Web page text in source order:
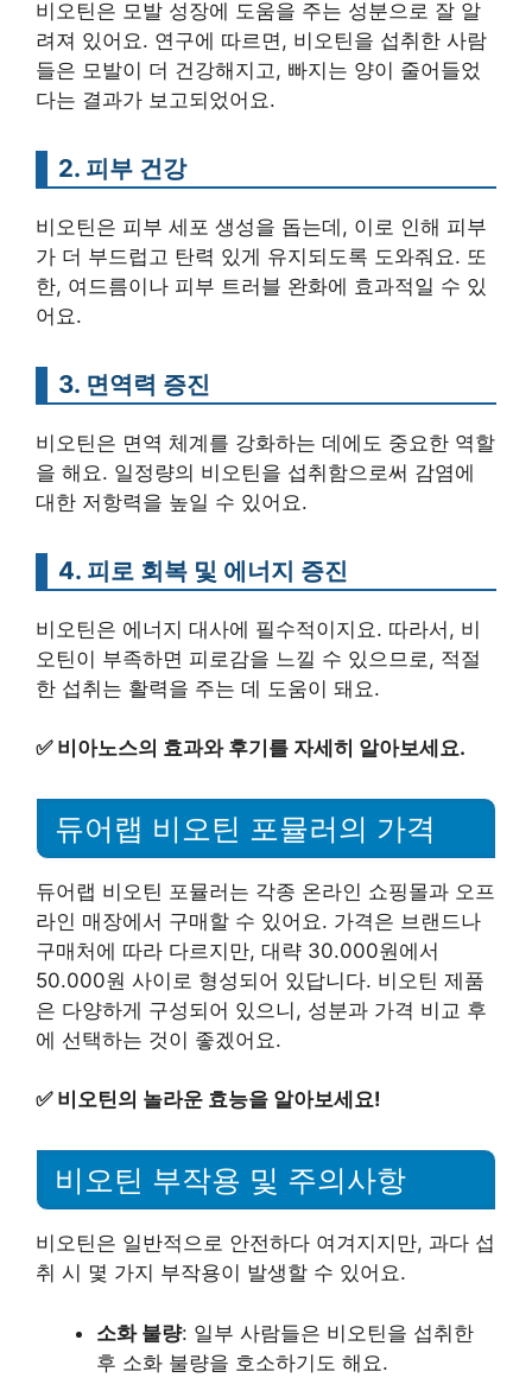
비오틴은 모발 성장에 도움을 주는 성분으로 잘 알
려져 있어요. 연구에 따르면, 비오틴을 섭취한 사람
들은 모발이 더 건강해지고, 빠지는 양이 줄어들었
다는 결과가 보고되었어요.
2. 피부 건강
비오틴은 피부 세포 생성을 돕는데, 이로 인해 피부
가 더 부드럽고 탄력 있게 유지되도록 도와줘요. 또
한, 여드름이나 피부 트러블 완화에 효과적일 수 있
어요.
3. 면역력 증진
비오틴은 면역 체계를 강화하는 데에도 중요한 역할
을 해요. 일정량의 비오틴을 섭취함으로써 감염에
대한 저항력을 높일 수 있어요.
4. 피로 회복 및 에너지 증진
비오틴은 에너지 대사에 필수적이지요. 따라서, 비
오틴이 부족하면 피로감을 느낄 수 있으므로, 적절
한 섭취는 활력을 주는 데 도움이 돼요.
✅ 비아노스의 효과와 후기를 자세히 알아보세요.
듀어랩 비오틴 포뮬러의 가격
듀어랩 비오틴 포뮬러는 각종 온라인 쇼핑몰과 오프
라인 매장에서 구매할 수 있어요. 가격은 브랜드나
구매처에 따라 다르지만, 대략 30.000원에서
50.000원 사이로 형성되어 있답니다. 비오틴 제품
은 다양하게 구성되어 있으니, 성분과 가격 비교 후
에 선택하는 것이 좋겠어요.
✅ 비오틴의 놀라운 효능을 알아보세요!
비오틴 부작용 및 주의사항
비오틴은 일반적으로 안전하다 여겨지지만, 과다 섭
취 시 몇 가지 부작용이 발생할 수 있어요.
소화 불량: 일부 사람들은 비오틴을 섭취한
후 소화 불량을 호소하기도 해요.